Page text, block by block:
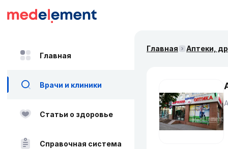
Главная
Врачи и клиники
Статьи о здоровье
Справочная система
Главная Аптеки,